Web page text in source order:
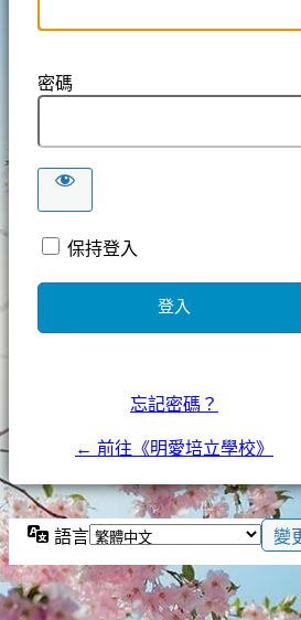
密碼
保持登入
忘記密碼？
← 前往《明愛培立學校》
語言